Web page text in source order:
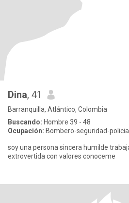
Dina, 41
Barranquilla, Atlántico, Colombia
Buscando: Hombre 39 - 48
Ocupación: Bombero-seguridad-policia
soy una persona sincera humilde trabajadora, amorosa hogareña,
extrovertida con valores conoceme